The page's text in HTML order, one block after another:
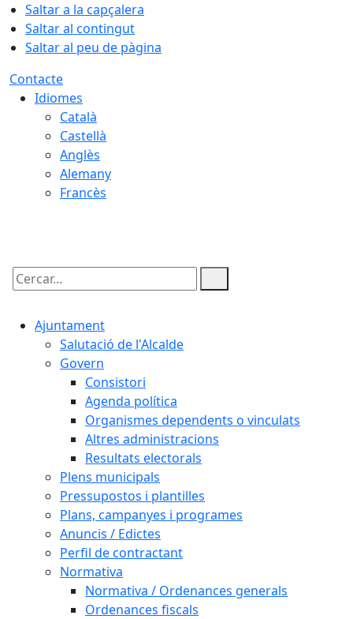
Saltar a la capçalera
Saltar al contingut
Saltar al peu de pàgina
Contacte
Idiomes
Català
Castellà
Anglès
Alemany
Francès
Cercar:
Ajuntament
Salutació de l'Alcalde
Govern
Consistori
Agenda política
Organismes dependents o vinculats
Altres administracions
Resultats electorals
Plens municipals
Pressupostos i plantilles
Plans, campanyes i programes
Anuncis / Edictes
Perfil de contractant
Normativa
Normativa / Ordenances generals
Ordenances fiscals